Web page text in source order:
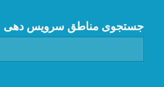
جستجوی مناطق سرویس دهی